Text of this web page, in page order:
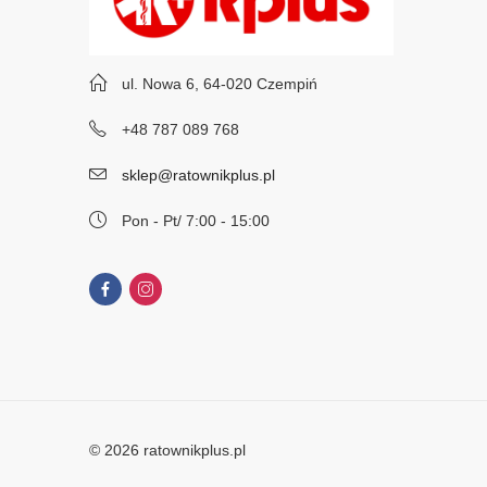
ul. Nowa 6, 64-020 Czempiń
+48 787 089 768
sklep@ratownikplus.pl
Pon - Pt/ 7:00 - 15:00
© 2026 ratownikplus.pl